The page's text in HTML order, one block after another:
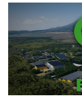
ROBOTER-ZUBEHÖR
ROBOTER-SOFTWARE
ROBOTIK-PRODUKTE
ROBOTER-
KOMPAKTE CNC-